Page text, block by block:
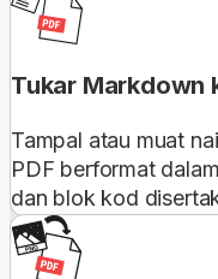
Tukar Markdown
Tampal atau muat
PDF berformat
dan blok kod